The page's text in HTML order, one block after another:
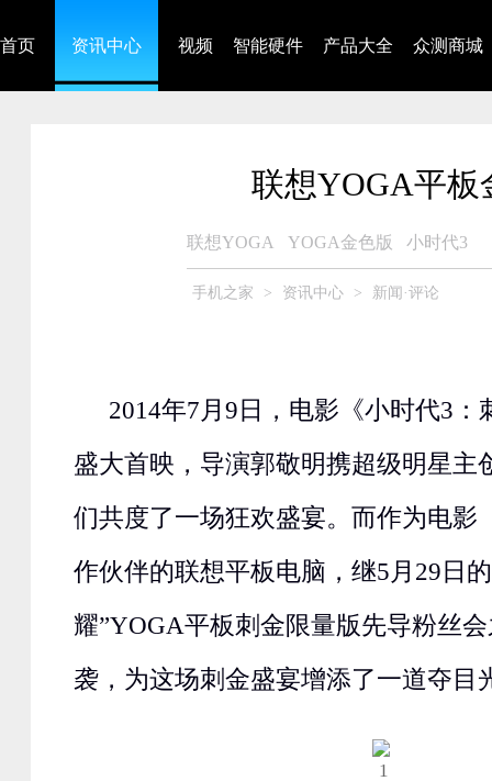
首页 资讯中心 视频 智能硬件 产品大全 众测商城
联想YOGA平板
联想YOGA YOGA金色版 小时代3
手机之家 > 资讯中心 > 新闻·评论
2014年7月9日，电影《小时代3：
盛大首映，导演郭敬明携超级明星主
们共度了一场狂欢盛宴。而作为电影
作伙伴的联想平板电脑，继5月29日
耀”YOGA平板刺金限量版先导粉丝
袭，为这场刺金盛宴增添了一道夺目